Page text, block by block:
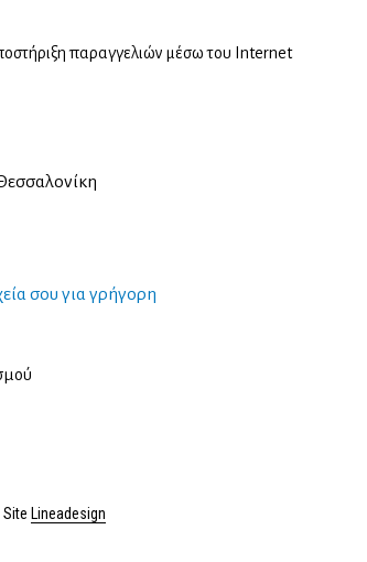
υποστήριξη παραγγελιών μέσω του Internet
σου για γρήγορη
Lineadesign